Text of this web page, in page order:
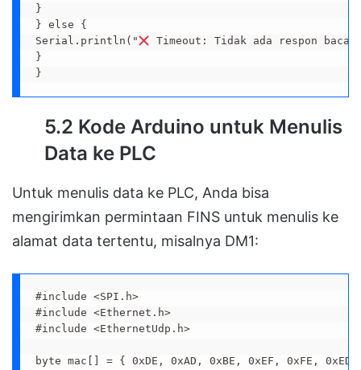
}
} else {
Serial.println("
Timeout: Tidak ada respon baca
}
}
5.2 Kode Arduino untuk Menulis
Data ke PLC
Untuk menulis data ke PLC, Anda bisa
mengirimkan permintaan FINS untuk menulis ke
alamat data tertentu, misalnya DM1:
#include <SPI.h>
#include <Ethernet.h>
#include <EthernetUdp.h>
byte mac[] = { 0xDE, 0xAD, 0xBE, 0xEF, 0xFE, 0xED